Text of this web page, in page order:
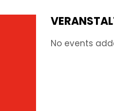
No events